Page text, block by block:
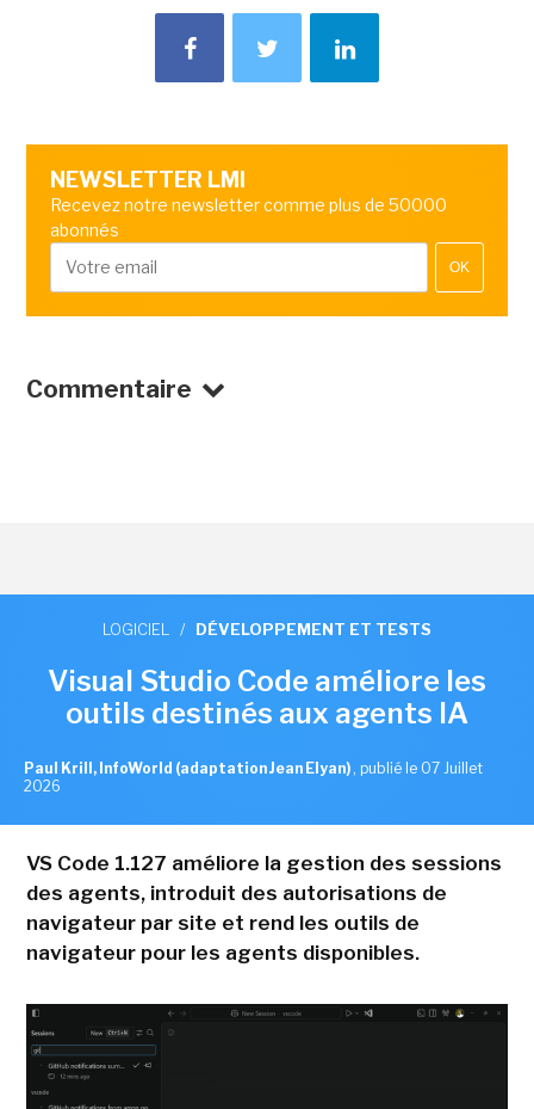
NEWSLETTER LMI
Recevez notre newsletter comme plus de 50000
abonnés
OK
Commentaire
LOGICIEL / DÉVELOPPEMENT ET TESTS
Visual Studio Code améliore les
outils destinés aux agents IA
Paul Krill, InfoWorld (adaptation Jean Elyan) , publié le 07 Juillet
2026
VS Code 1.127 améliore la gestion des sessions
des agents, introduit des autorisations de
navigateur par site et rend les outils de
navigateur pour les agents disponibles.